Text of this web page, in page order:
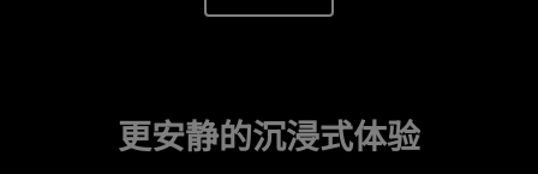
更安静的沉浸式体验